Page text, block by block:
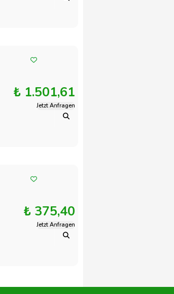
₺ 1.501,61
Jetzt Anfragen
₺ 375,40
Jetzt Anfragen